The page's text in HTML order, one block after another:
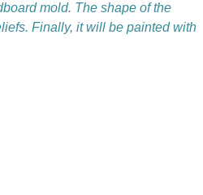
mold. The shape of the
Finally, it will be painted with